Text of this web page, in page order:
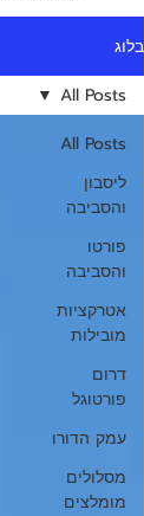
בלוג
All Posts
ליסבון
והסביבה
פורטו
והסביבה
אטרקציות
מובילות
דרום
פורטוגל
עמק הדורו
מסלולים
מומלצים
All Posts